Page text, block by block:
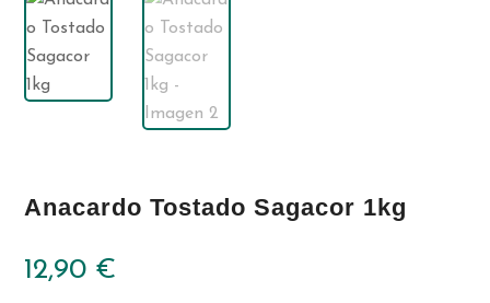
Anacardo Tostado Sagacor 1kg
12,90 €